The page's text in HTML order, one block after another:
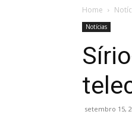
Home
Notícias
setembro 15,